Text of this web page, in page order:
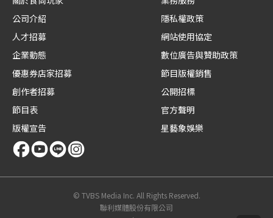
公司介紹
人才招募
企業動態
優惠券店家招募
創作者招募
節目表
版權宣告
隱私權政策
網站使用協定
數位廣告與贊助政策
節目版權銷售
公開招標
官方聲明
星藝象娛樂
© TVBS Media Inc. All Rights Reserved.
聯利媒體股份有限公司